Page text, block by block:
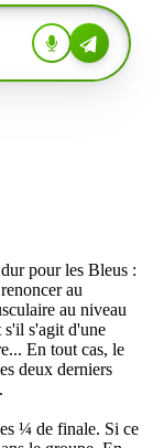
pour les Bleus :
au
au niveau
s'il s'agit d'une
En tout cas, le
deux derniers
.
¼ de finale. Si ce